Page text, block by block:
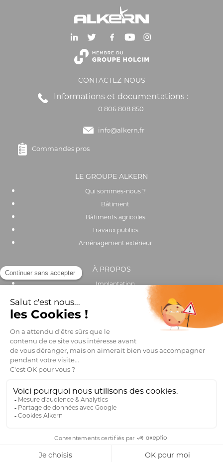
CONTACTEZ-NOUS
Informations et documentations :
0 806 808 850
info@alkern.fr
Commandes pros
LE GROUPE ALKERN
Qui sommes-nous ?
Bâtiment
Bâtiments agricoles
Travaux publics
Aménagement extérieur
À PROPOS
Implantation
Performance environnementale et sociale
OUTILS & SERVICES
Club pro
Mentions légales Design – Tigre Blanc